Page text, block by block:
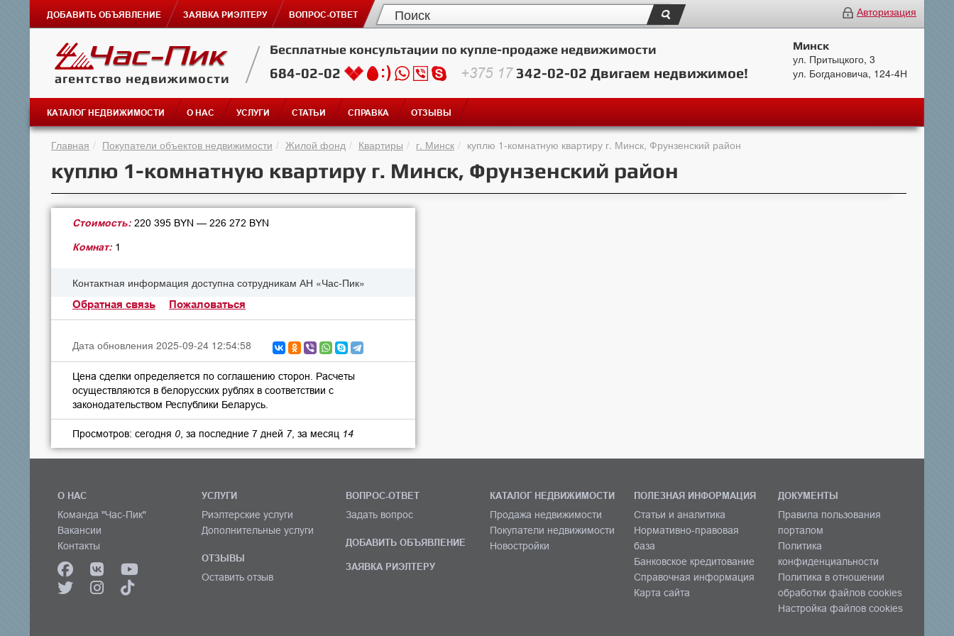
ДОБАВИТЬ ОБЪЯВЛЕНИЕ ЗАЯВКА РИЭЛТЕРУ ВОПРОС-ОТВЕТ Авторизация
агентство недвижимости
Бесплатные консультации по купле-продаже недвижимости
684-02-02 +375 17342-02-02 Двигаем недвижимое!
Минск
ул. Притыцкого, 3
ул. Богдановича, 124-4Н
КАТАЛОГ НЕДВИЖИМОСТИ О НАС УСЛУГИ СТАТЬИ СПРАВКА ОТЗЫВЫ
Главная Покупатели объектов недвижимости Жилой фонд Квартиры г. Минск куплю 1-комнатную квартиру г. Минск, Фрунзенский район
куплю 1-комнатную квартиру г. Минск, Фрунзенский район
Стоимость: 220 395 BYN — 226 272 BYN
Комнат: 1
Контактная информация доступна сотрудникам АН «Час-Пик»
Обратная связь Пожаловаться
Дата обновления 2025-09-24 12:54:58
Цена сделки определяется по соглашению сторон. Расчеты
осуществляются в белорусских рублях в соответствии с
законодательством Республики Беларусь.
Просмотров: сегодня 0 , за последние 7 дней 7, за месяц 14
О НАС
Команда "Час-Пик"
Вакансии
Контакты
УСЛУГИ
Риэлтерские услуги
Дополнительные услуги
ОТЗЫВЫ
Оставить отзыв
ВОПРОС-ОТВЕТ
Задать вопрос
ДОБАВИТЬ ОБЪЯВЛЕНИЕ
ЗАЯВКА РИЭЛТЕРУ
КАТАЛОГ НЕДВИЖИМОСТИ
Продажа недвижимости
Покупатели недвижимости
Новостройки
ПОЛЕЗНАЯ ИНФОРМАЦИЯ
Статьи и аналитика
Нормативно-правовая
база
Банковское кредитование
Справочная информация
Карта сайта
ДОКУМЕНТЫ
Правила пользования
порталом
Политика
конфиденциальности
Политика в отношении
обработки файлов cookies
Настройка файлов cookies